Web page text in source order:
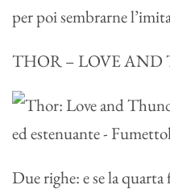
per poi sembrarne
THOR – LOVE
Due righe: e se la quarta